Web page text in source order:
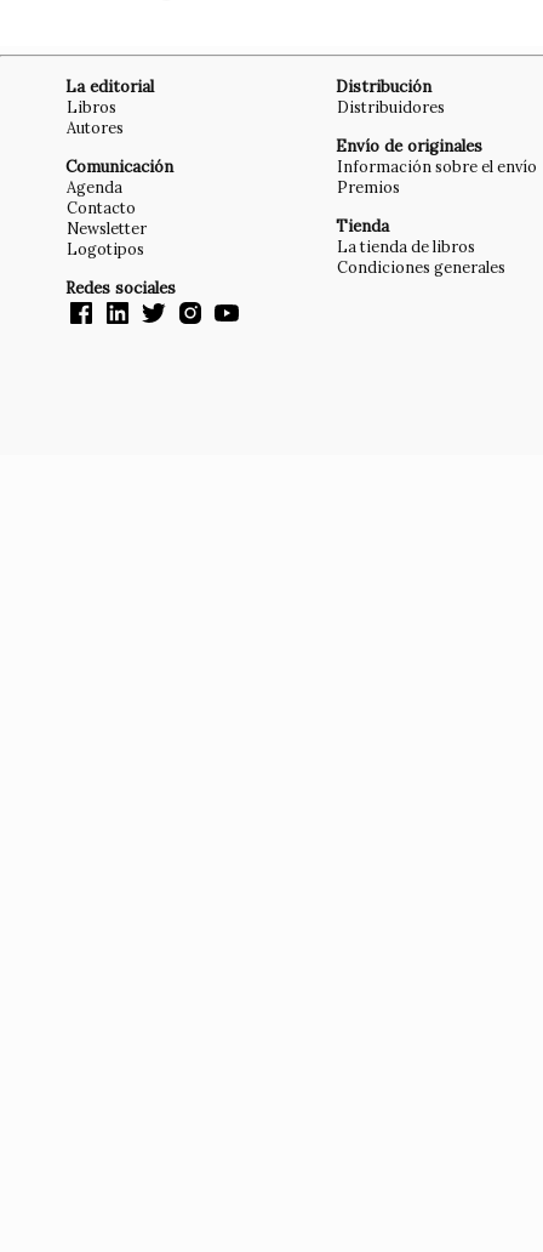
La editorial
Libros
Autores
Comunicación
Agenda
Contacto
Newsletter
Logotipos
Redes sociales
Distribución
Distribuidores
Envío de originales
Información sobre el envío
Premios
Tienda
La tienda de libros
Condiciones generales